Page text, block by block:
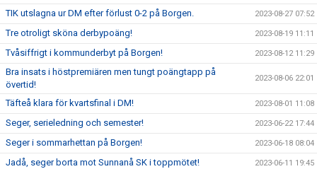
TIK utslagna ur DM efter förlust 0-2 på Borgen. 2023-08-27 07:52
Tre otroligt sköna derbypoäng! 2023-08-19 11:11
Tvåsiffrigt i kommunderbyt på Borgen! 2023-08-12 11:29
Bra insats i höstpremiären men tungt poängtapp på
övertid!
2023-08-06 22:01
Täfteå klara för kvartsfinal i DM! 2023-08-01 11:08
Seger, serieledning och semester! 2023-06-22 17:44
Seger i sommarhettan på Borgen! 2023-06-18 08:04
Jadå, seger borta mot Sunnanå SK i toppmötet! 2023-06-11 19:45